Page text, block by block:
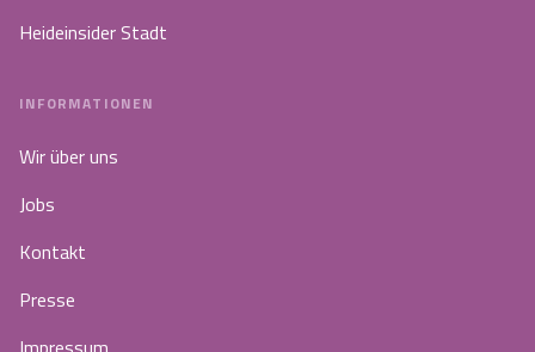
Heideinsider Stadt
INFORMATIONEN
Wir über uns
Jobs
Kontakt
Presse